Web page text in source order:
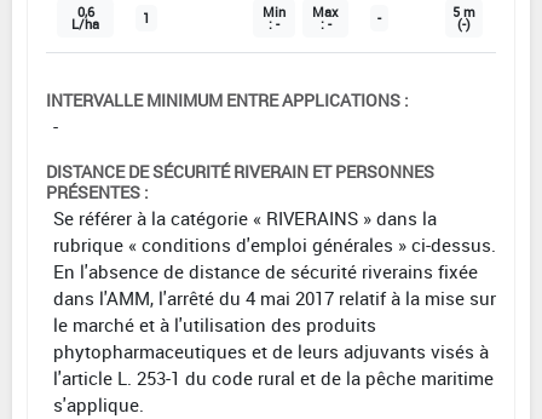
0,6
L/ha 1 Min
: -
Max
: - - 5 m
(-)
INTERVALLE MINIMUM ENTRE APPLICATIONS :
-
DISTANCE DE SÉCURITÉ RIVERAIN ET PERSONNES
PRÉSENTES :
Se référer à la catégorie « RIVERAINS » dans la
rubrique « conditions d'emploi générales » ci-dessus.
En l'absence de distance de sécurité riverains fixée
dans l'AMM, l'arrêté du 4 mai 2017 relatif à la mise sur
le marché et à l'utilisation des produits
phytopharmaceutiques et de leurs adjuvants visés à
l'article L. 253-1 du code rural et de la pêche maritime
s'applique.